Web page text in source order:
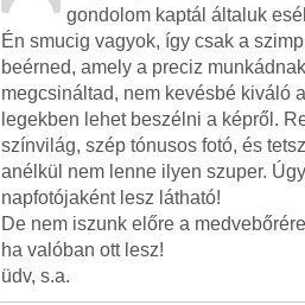
gondolom kaptál általuk
Én smucig vagyok, így csak a
beérned, amely a preciz
megcsináltad, nem kevésbé kiváló
legekben lehet beszélni a képről.
színvilág, szép tónusos fotó, és
anélkül nem lenne ilyen szuper.
napfotójaként lesz látható!
De nem iszunk előre a
ha valóban ott lesz!
üdv, s.a.